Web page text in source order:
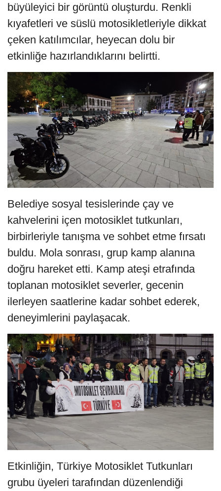
büyüleyici bir görüntü oluşturdu. Renkli
kıyafetleri ve süslü motosikletleriyle dikkat
çeken katılımcılar, heyecan dolu bir
etkinliğe hazırlandıklarını belirtti.
Belediye sosyal tesislerinde çay ve
kahvelerini içen motosiklet tutkunları,
birbirleriyle tanışma ve sohbet etme fırsatı
buldu. Mola sonrası, grup kamp alanına
doğru hareket etti. Kamp ateşi etrafında
toplanan motosiklet severler, gecenin
ilerleyen saatlerine kadar sohbet ederek,
deneyimlerini paylaşacak.
Etkinliğin, Türkiye Motosiklet Tutkunları
grubu üyeleri tarafından düzenlendiği